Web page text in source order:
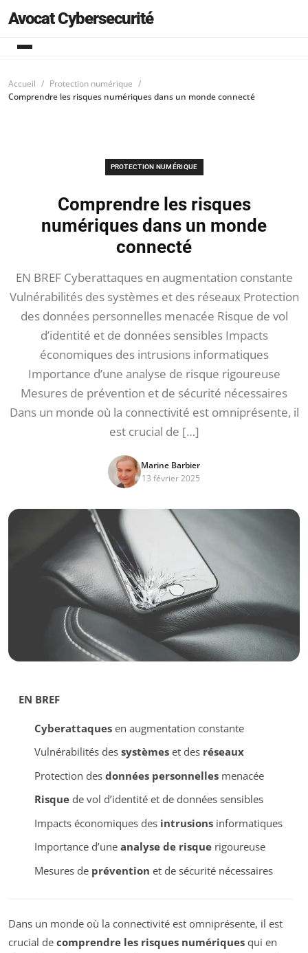
Avocat Cybersecurité
Accueil
Protection numérique
Comprendre les risques numériques dans un monde connecté
PROTECTION NUMÉRIQUE
Comprendre les risques
numériques dans un monde
connecté
EN BREF Cyberattaques en augmentation constante
Vulnérabilités des systèmes et des réseaux Protection
des données personnelles menacée Risque de vol
d’identité et de données sensibles Impacts
économiques des intrusions informatiques
Importance d’une analyse de risque rigoureuse
Mesures de prévention et de sécurité nécessaires
Dans un monde où la connectivité est omniprésente, il
est crucial de […]
Marine Barbier
13 février 2025
EN BREF
Cyberattaquesen augmentation constante
Vulnérabilités des systèmeset des réseaux
Protection des données personnellesmenacée
Risquede vol d’identité et de données sensibles
Impacts économiques des intrusionsinformatiques
Importance d’une analyse de risquerigoureuse
Mesures de prévention et de sécurité nécessaires
Dans un monde où la connectivité est omniprésente, il est
crucial de comprendre les risques numériques qui en